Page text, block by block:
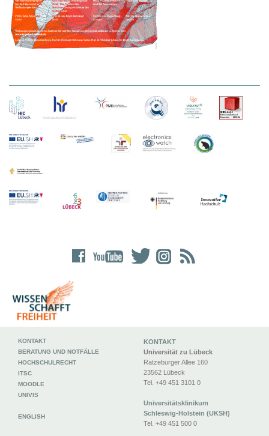
KONTAKT
Universität zu Lübeck
Ratzeburger Allee 160
23562 Lübeck
Tel. +49 451 3101 0
Universitätsklinikum
Schleswig-Holstein (UKSH)
Tel. +49 451 500 0
KONTAKT
BERATUNG UND NOTFÄLLE
HOCHSCHULRECHT
ITSC
MOODLE
UNIVIS
ENGLISH